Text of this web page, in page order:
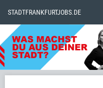
STADTFRANKFURTJOBS.DE